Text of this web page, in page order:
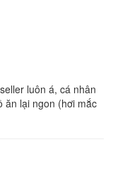
luôn á, cá nhân
ăn lại ngon (hơi mắc